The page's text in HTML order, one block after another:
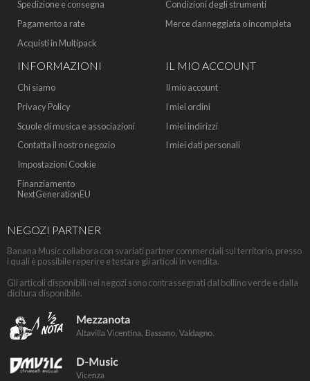
Spedizione e consegna
Pagamento a rate
Acquisti in Multipack
Condizioni degli strumenti
Merce danneggiata o incompleta
INFORMAZIONI
Chi siamo
Privacy Policy
Scuole di musica e associazioni
Contatta il nostro negozio
Impostazioni Cookie
Finanziamento
NextGenerationEU
IL MIO ACCOUNT
Il mio account
I miei ordini
I miei indirizzi
I miei dati personali
NEGOZI PARTNER
Banana Music collabora con svariati partner commerciali sul territorio, presso
i quali è possibile reperire e testare gli articoli in vendita.
Gli articoli disponibili nei negozi sono contrassegnati dal bollino verde e dalla
dicitura disponibile.